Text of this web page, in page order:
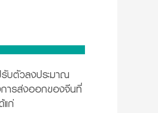
บตัวลงประมาณ
ารส่งออกของจีนที่
ก่